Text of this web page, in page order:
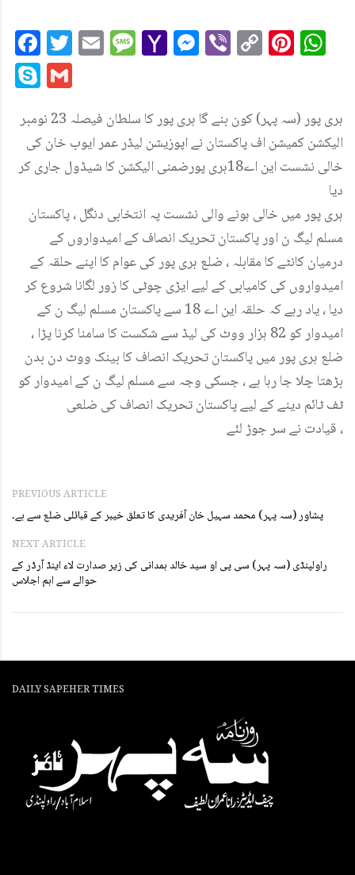
Facebook
Twitter
EmailMessage
Yahoo
Mail
Messenger
ViberCopy
Link
Skype
ہری پور (سہ پہر) کون بنے گا ہری پور کا سلطان فیصلہ 23 نومبر
الیکشن کمیشن اف پاکستان نے اپوزیشن لیڈر عمر ایوب خان کی
خالی نشست این اے18ہری پورضمنی الیکشن کا شیڈول جاری کر
دیا
ہری پور میں خالی ہونے والی نشست پہ انتخابی دنگل ، پاکستان
مسلم لیگ ن اور پاکستان تحریک انصاف کے امیدواروں کے
درمیان کانٹے کا مقابلہ ، ضلع ہری پور کی عوام کا اپنے حلقہ کے
امیدواروں کی کامیابی کے لیے ایڑی چوٹی کا زور لگانا شروع کر
دیا ، یاد رہے کہ حلقہ این اے 18 سے پاکستان مسلم لیگ ن کے
امیدوار کو 82 ہزار ووٹ کی لیڈ سے شکست کا سامنا کرنا پڑا ،
ضلع ہری پور میں پاکستان تحریک انصاف کا بینک ووٹ دن بدن
بڑھتا چلا جا رہا ہے ، جسکی وجہ سے مسلم لیگ ن کے امیدوار کو
ٹف ٹائم دینے کے لیے پاکستان تحریک انصاف کی ضلعی
قیادت نے سر جوڑ لئے ،
PREVIOUS ARTICLE
پشاور (سہ پہر) محمد سہیل خان آفریدی کا تعلق خیبر کے قبائلی ضلع سے ہے۔
NEXT ARTICLE
راولپنڈی (سہ پہر) سی پی او سید خالد ہمدانی کی زیر صدارت لاء اینڈ آرڈر کے
حوالے سے اہم اجلاس
DAILY SAPEHER TIMES